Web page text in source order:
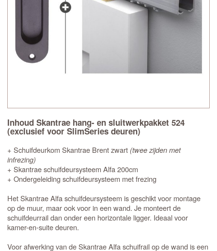
Inhoud Skantrae hang- en sluitwerkpakket 524
(exclusief voor SlimSeries deuren)
+ Schuifdeurkom Skantrae Brent zwart (twee zijden met
infrezing)
+ Skantrae schuifdeursysteem Alfa 200cm
+ Ondergeleiding schuifdeursysteem met frezing
Het Skantrae Alfa schuifdeursysteem is geschikt voor montage
op de muur, maar ook voor in een wand. Je monteert de
schuifdeurrail dan onder een horizontale ligger. Ideaal voor
kamer-en-suite deuren.
Voor afwerking van de Skantrae Alfa schuifrail op de wand is een